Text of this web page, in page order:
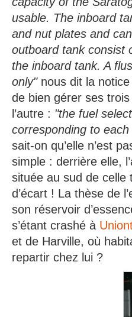
usable. The inboard
and nut plates and
outboard tank consist
the inboard tank. A
only" nous dit la notice
de bien gérer ses
l’autre : "the fuel
corresponding to
sait-on qu’elle n’est
simple : derrière elle,
située au sud de celle
d’écart ! La thèse de
son réservoir
s’étant crashé à
et de Harville, où
repartir chez lui ?